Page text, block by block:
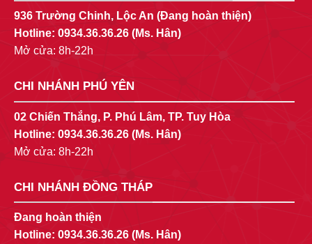
936 Trường Chinh, Lộc An (Đang hoàn thiện)
Hotline: 0934.36.36.26 (Ms. Hân)
Mở cửa: 8h-22h
CHI NHÁNH PHÚ YÊN
02 Chiến Thắng, P. Phú Lâm, TP. Tuy Hòa
Hotline: 0934.36.36.26 (Ms. Hân)
Mở cửa: 8h-22h
CHI NHÁNH ĐỒNG THÁP
Đang hoàn thiện
Hotline: 0934.36.36.26 (Ms. Hân)